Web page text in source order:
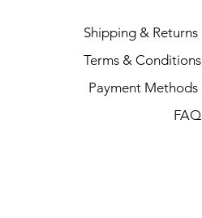
Shipping & Returns
Terms & Conditions
Payment Methods
FAQ